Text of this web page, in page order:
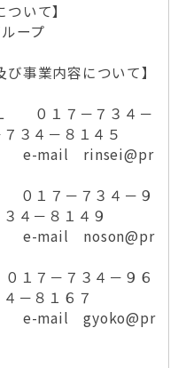
いて】
ープ
事業内容について】
７－７３４－
４－８１４５
７－７３４－９
－８１４９
７－７３４－９６
８１６７